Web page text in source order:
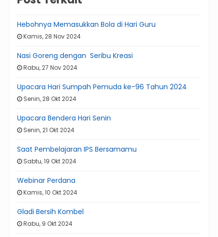
Hebohnya Memasukkan Bola di Hari Guru
Kamis, 28 Nov 2024
Nasi Goreng dengan Seribu Kreasi
Rabu, 27 Nov 2024
Upacara Hari Sumpah Pemuda ke-96 Tahun 2024
Senin, 28 Okt 2024
Upacara Bendera Hari Senin
Senin, 21 Okt 2024
Saat Pembelajaran IPS Bersamamu
Sabtu, 19 Okt 2024
Webinar Perdana
Kamis, 10 Okt 2024
Gladi Bersih Kombel
Rabu, 9 Okt 2024